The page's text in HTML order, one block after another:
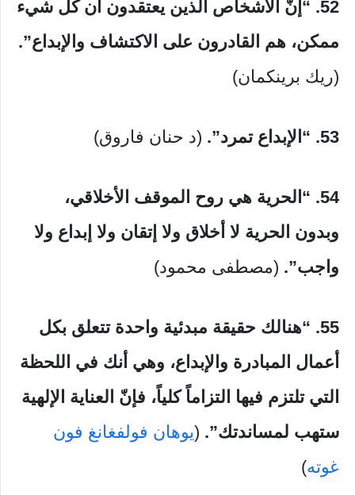
52. “إنّ الأشخاص الذين يعتقدون أن كل شيء
ممكن، هم القادرون على الاكتشاف والإبداع”.
(ريك برينكمان)
53. “الإبداع تمرد”. (د حنان فاروق)
54. “الحرية هي روح الموقف الأخلاقي،
وبدون الحرية لا أخلاق ولا إتقان ولا إبداع ولا
واجب”. (مصطفى محمود)
55. “هنالك حقيقة مبدئية واحدة تتعلق بكل
أعمال المبادرة والإبداع، وهي أنك في اللحظة
التي تلتزم فيها التزاماً كلياً، فإنّ العناية الإلهية
ستهب لمساندتك”. (يوهان فولفغانغ فون
غوته)